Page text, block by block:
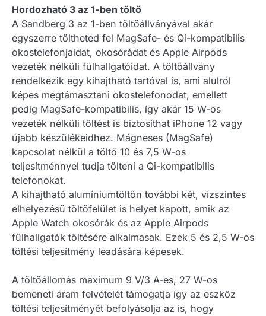
Hordozható 3 az 1-ben töltő
A Sandberg 3 az 1-ben töltőállványával akár
egyszerre töltheted fel MagSafe- és Qi-kompatibilis
okostelefonjaidat, okosórádat és Apple Airpods
vezeték nélküli fülhallgatóidat. A töltőállvány
rendelkezik egy kihajtható tartóval is, ami alulról
képes megtámasztani okostelefonodat, emellett
pedig MagSafe-kompatibilis, így akár 15 W-os
vezeték nélküli töltést is biztosíthat iPhone 12 vagy
újabb készülékeidhez. Mágneses (MagSafe)
kapcsolat nélkül a töltő 10 és 7,5 W-os
teljesítménnyel tudja tölteni a Qi-kompatibilis
telefonokat.
A kihajtható alumíniumtöltőn további két, vízszintes
elhelyezésű töltőfelület is helyet kapott, amik az
Apple Watch okosórák és az Apple Airpods
fülhallgatók töltésére alkalmasak. Ezek 5 és 2,5 W-os
töltési teljesítmény leadására képesek.
A töltőállomás maximum 9 V/3 A-es, 27 W-os
bemeneti áram felvételét támogatja így az eszköz
töltési teljesítményét befolyásolja az is, hogy